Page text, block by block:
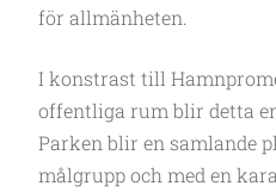
för allmänheten.
I konstrast till
offentliga rum blir detta
Parken blir en samlande
målgrupp och med en